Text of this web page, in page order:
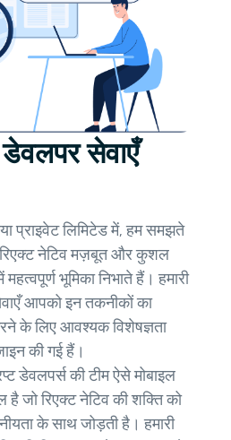
डेवलपर सेवाएँ
प्राइवेट लिमिटेड में, हम समझते
रिएक्ट नेटिव मज़बूत और कुशल
भूमिका निभाते हैं। हमारी
आपको इन तकनीकों का
के लिए आवश्यक विशेषज्ञता
की गई हैं।
डेवलपर्स की टीम ऐसे मोबाइल
जो रिएक्ट नेटिव की शक्ति को
के साथ जोड़ती है। हमारी